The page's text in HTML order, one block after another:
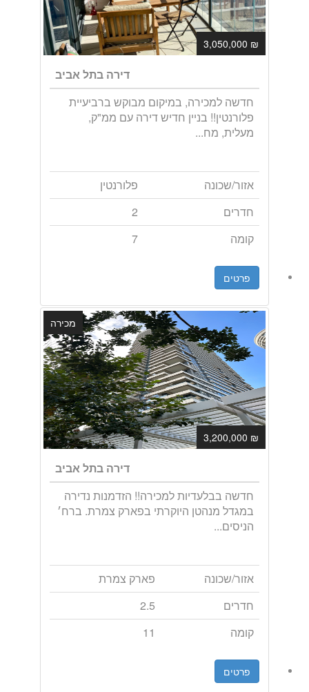
₪ 3,050,000
דירה בתל אביב
חדשה למכירה, במיקום מבוקש ברביעיית
פלורנטין!! בניין חדיש דירה עם ממ"ק,
מעלית, מח...
אזור/שכונה
פלורנטין
חדרים
2
קומה
7
פרטים
₪ 3,200,000
מכירה
דירה בתל אביב
חדשה בבלעדיות למכירה!! הזדמנות נדירה
במגדל מנהטן היוקרתי בפארק צמרת. ברח׳
הניסים...
אזור/שכונה
פארק צמרת
חדרים
2.5
קומה
11
פרטים